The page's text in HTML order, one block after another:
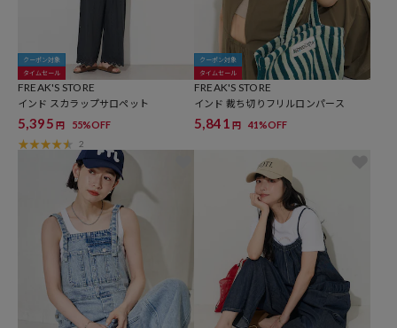
クーポン対象
タイムセール
FREAK'S STORE
インド スカラップサロペット
5,395 円 55%OFF
2
クーポン対象
タイムセール
FREAK'S STORE
インド 裁ち切りフリルロンパース
5,841 円 41%OFF